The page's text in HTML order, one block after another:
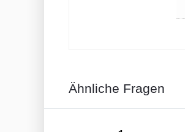
Ähnliche Fragen